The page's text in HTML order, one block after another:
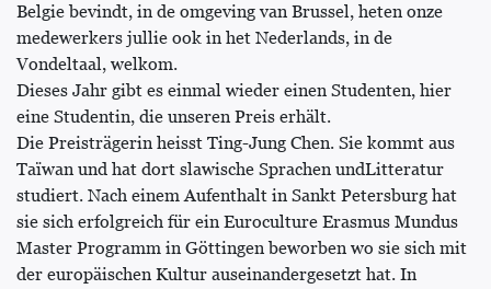
Belgie bevindt, in de omgeving van Brussel, heten onze
medewerkers jullie ook in het Nederlands, in de
Vondeltaal, welkom.
Dieses Jahr gibt es einmal wieder einen Studenten, hier
eine Studentin, die unseren Preis erhält.
Die Preisträgerin heisst Ting-Jung Chen. Sie kommt aus
Taïwan und hat dort slawische Sprachen undLitteratur
studiert. Nach einem Aufenthalt in Sankt Petersburg hat
sie sich erfolgreich für ein Euroculture Erasmus Mundus
Master Programm in Göttingen beworben wo sie sich mit
der europäischen Kultur auseinandergesetzt hat. In